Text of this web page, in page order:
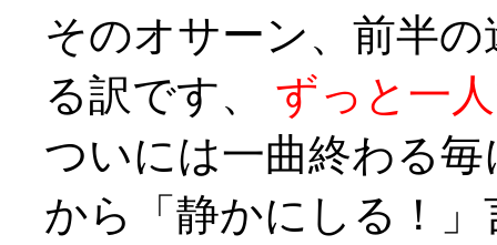
そのオサーン、前半
る訳です、 ずっと一
ついには一曲終わる
から「静かにしる！」